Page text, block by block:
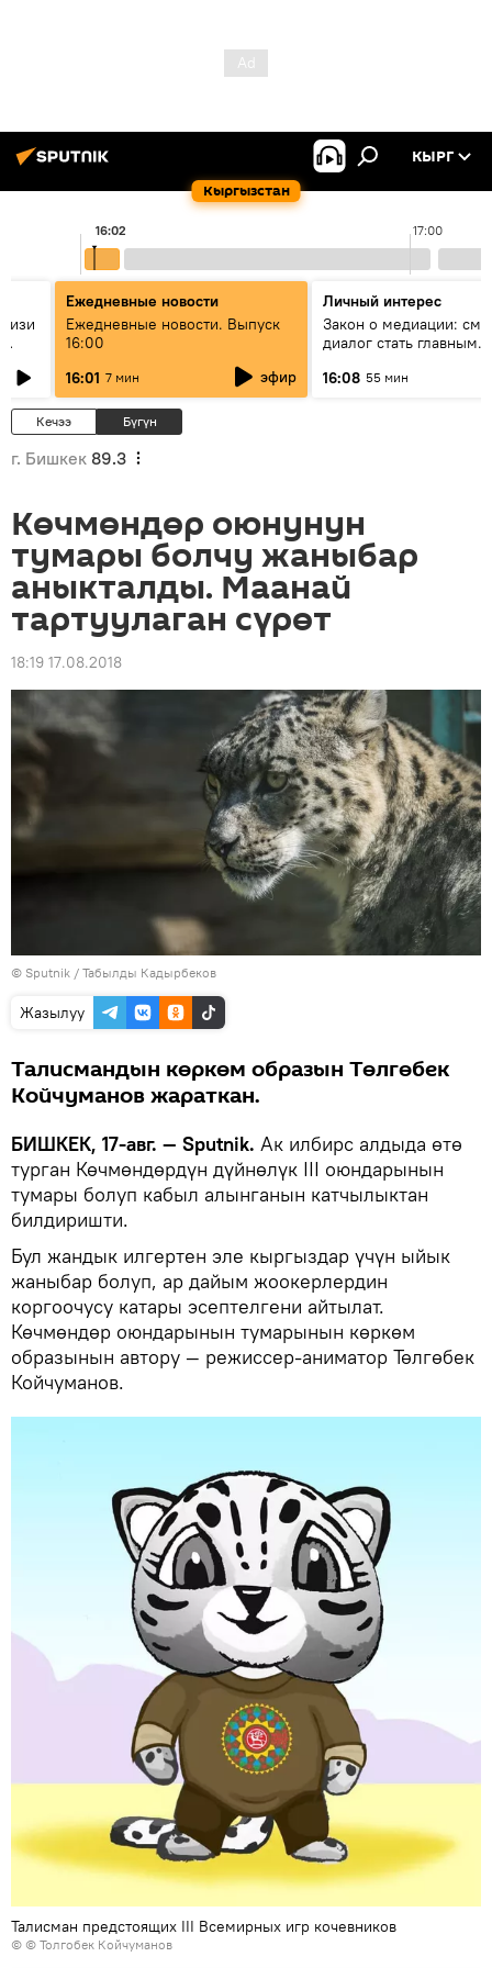
Кыргызстан
КЫРГ
17:00
16:02
изи
Ежедневные новости
Ежедневные новости. Выпуск
16:00
16:01 7 мин эфир
Личный интерес
Закон о медиации:
диалог стать главным
Кыргызстане?
16:08 55 мин
Кечээ Бүгүн
г. Бишкек 89.3
Көчмөндөр оюнунун
тумары болчу жаныбар
аныкталды. Маанай
тартуулаган сүрөт
18:19 17.08.2018
© Sputnik / Табылды Кадырбеков
Жазылуу
Талисмандын көркөм образын Төлгөбек
Койчуманов жараткан.
БИШКЕК, 17-авг. — Sputnik. Ак илбирс алдыда өтө
турган Көчмөндөрдүн дүйнөлүк III оюндарынын
тумары болуп кабыл алынганын катчылыктан
билдиришти.
Бул жандык илгертен эле кыргыздар үчүн ыйык
жаныбар болуп, ар дайым жоокерлердин
коргоочусу катары эсептелгени айтылат.
Көчмөндөр оюндарынын тумарынын көркөм
образынын автору — режиссер-аниматор Төлгөбек
Койчуманов.
Талисман предстоящих III Всемирных игр кочевников
© © Толгобек Койчуманов